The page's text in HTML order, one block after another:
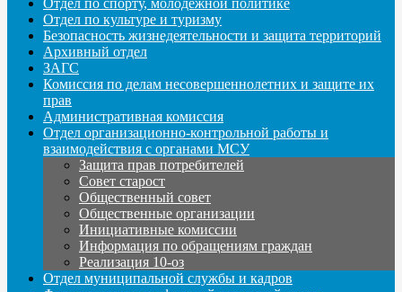
Отдел по спорту, молодежной политике
Отдел по культуре и туризму
Безопасность жизнедеятельности и защита территорий
Архивный отдел
ЗАГС
Комиссия по делам несовершеннолетних и защите их
прав
Административная комиссия
Отдел организационно-контрольной работы и
взаимодействия с органами МСУ
Защита прав потребителей
Совет старост
Общественный совет
Общественные организации
Инициативные комиссии
Информация по обращениям граждан
Реализация 10-оз
Отдел муниципальной службы и кадров